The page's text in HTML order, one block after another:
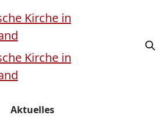
Aktuelles